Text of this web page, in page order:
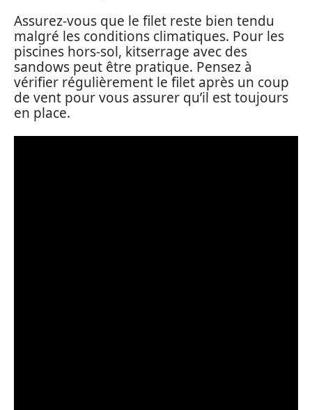
Assurez-vous que le filet reste bien tendu
malgré les conditions climatiques. Pour les
piscines hors-sol, kitserrage avec des
sandows peut être pratique. Pensez à
vérifier régulièrement le filet après un coup
de vent pour vous assurer qu’il est toujours
en place.